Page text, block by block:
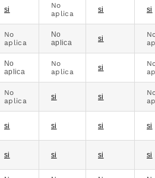
si
No
aplica
si si
No
aplica
No
aplica
si
No
aplica
No
aplica
si
No
aplica
si si
si si si si
si si si si